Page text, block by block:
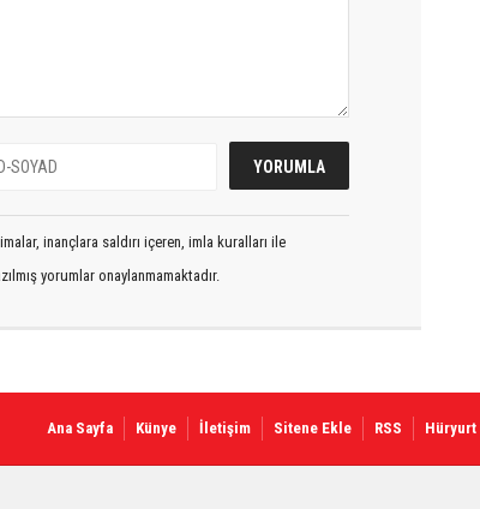
inançlara saldırı içeren, imla kuralları ile
yorumlar onaylanmamaktadır.
Ana Sayfa Künye İletişim Sitene Ekle RSS Hüryurt